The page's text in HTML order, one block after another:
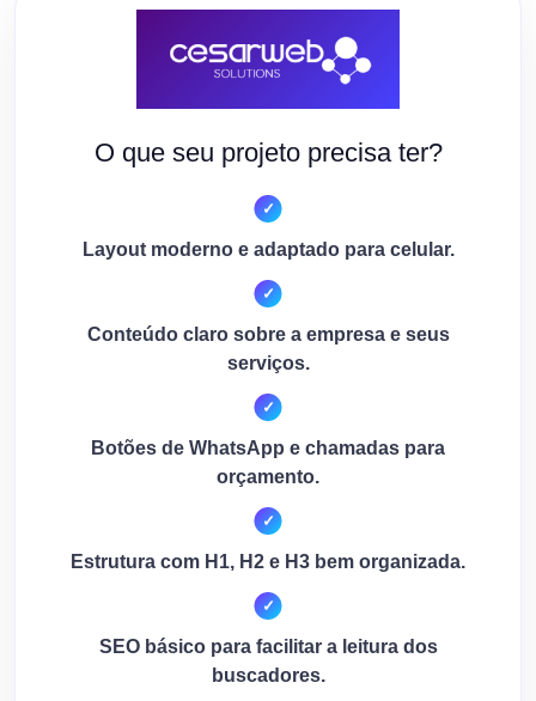
O que seu projeto precisa ter?
Layout moderno e adaptado para celular.
Conteúdo claro sobre a empresa e seus
serviços.
Botões de WhatsApp e chamadas para
orçamento.
Estrutura com H1, H2 e H3 bem organizada.
SEO básico para facilitar a leitura dos
buscadores.